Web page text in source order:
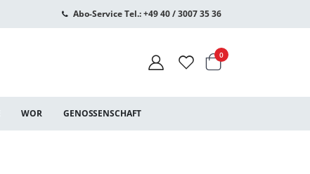
Abo-Service Tel.: +49 40 / 3007 35 36
Warenkorb
0Artikel
WOR GENOSSENSCHAFT